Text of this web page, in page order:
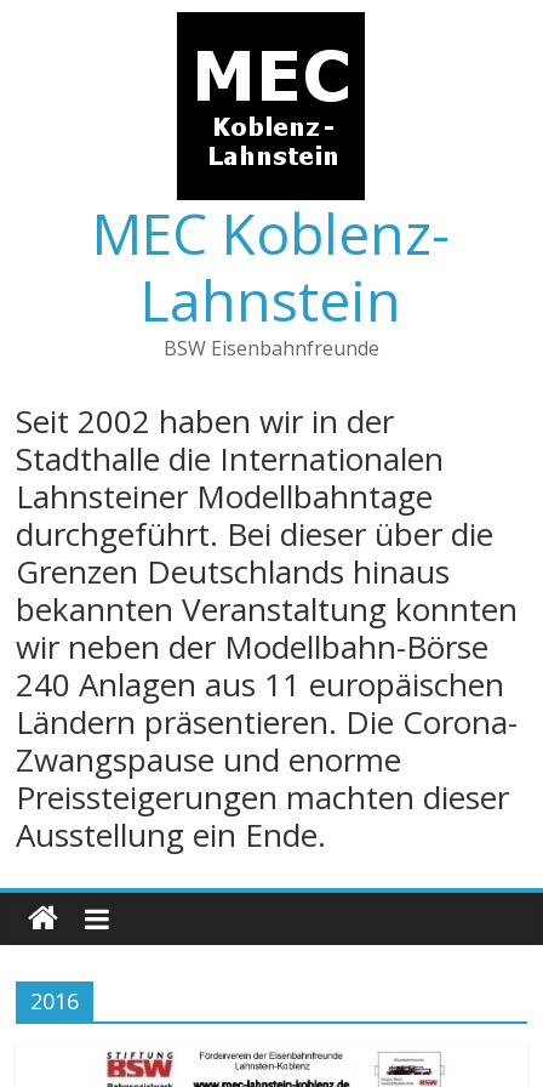
MEC Koblenz-
Lahnstein
BSW Eisenbahnfreunde
Seit 2002 haben wir in der
Stadthalle die Internationalen
Lahnsteiner Modellbahntage
durchgeführt. Bei dieser über die
Grenzen Deutschlands hinaus
bekannten Veranstaltung konnten
wir neben der Modellbahn-Börse
240 Anlagen aus 11 europäischen
Ländern präsentieren. Die Corona-
Zwangspause und enorme
Preissteigerungen machten dieser
Ausstellung ein Ende.
2016